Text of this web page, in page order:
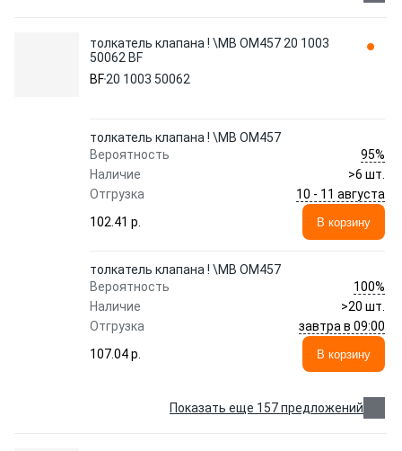
толкатель клапана ! \MB OM457 20 1003
50062 BF
BF20 1003 50062
толкатель клапана ! \MB OM457
Вероятность
95%
Наличие
>6 шт.
Отгрузка
10 - 11 августа
102.41 p.
В корзину
толкатель клапана ! \MB OM457
Вероятность
100%
Наличие
>20 шт.
Отгрузка
завтра в 09:00
107.04 p.
В корзину
Показать еще 157 предложений